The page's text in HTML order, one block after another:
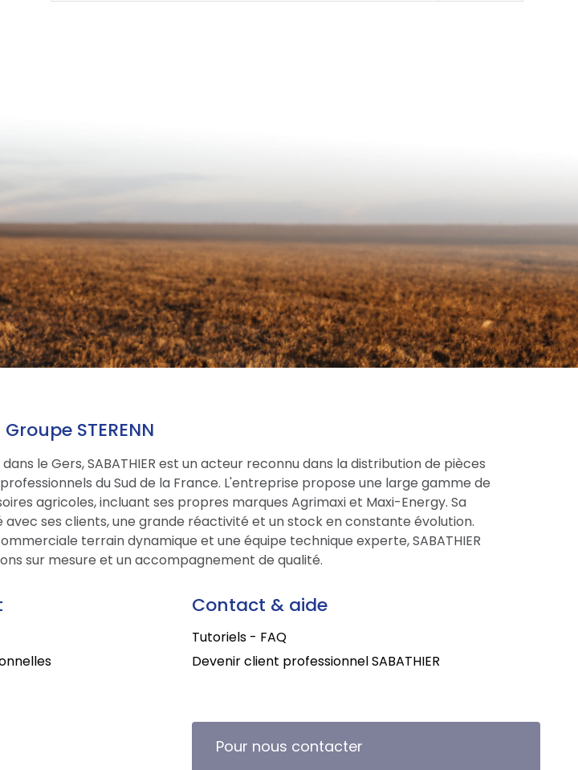
STERENN
le Gers, SABATHIER est un acteur reconnu dans la distribution de pièces
du Sud de la France. L'entreprise propose une large gamme de
agricoles, incluant ses propres marques Agrimaxi et Maxi-Energy. Sa
avec ses clients, une grande réactivité et un stock en constante évolution.
terrain dynamique et une équipe technique experte, SABATHIER
sur mesure et un accompagnement de qualité.
Contact & aide
Tutoriels - FAQ
Devenir client professionnel SABATHIER
Pour nous contacter